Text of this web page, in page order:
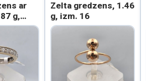
ar
g,
Zelta gredzens, 1.46
g, izm. 16